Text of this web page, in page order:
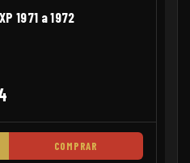
1971 a 1972
COMPRAR